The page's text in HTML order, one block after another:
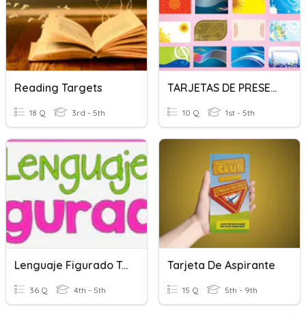
Reading Targets
18 Q 3rd - 5th
TARJETAS DE PRESENTACION
10 Q 1st - 5th
Lenguaje Figurado Tarjetas
36 Q 4th - 5th
Tarjeta De Aspirante
15 Q 5th - 9th